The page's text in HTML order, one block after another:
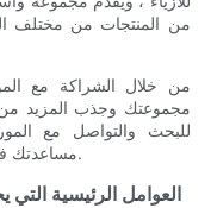
من المنتجات من مختلف
من خلال الشراكة مع
مجموعتك وجذب المزيد من
للبحث والتواصل مع
مساعدتك في تحقيق أهداف لعبة الملحقات الخاصة بك.
- العوامل الرئيسية